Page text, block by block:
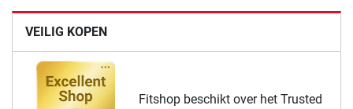
VEILIG KOPEN
Fitshop beschikt over het Trusted